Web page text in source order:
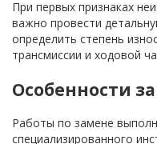
При первых признаках
важно провести
определить степень
трансмиссии и ходовой
Особенности
Работы по замене
специализированного